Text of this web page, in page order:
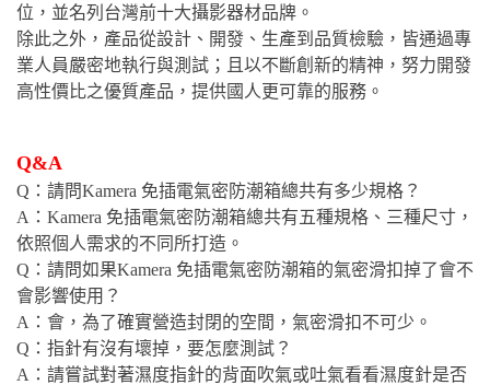
位，並名列台灣前十大攝影器材品牌。
除此之外，產品從設計、開發、生產到品質檢驗，皆通過專
業人員嚴密地執行與測試；且以不斷創新的精神，努力開發
高性價比之優質產品，提供國人更可靠的服務。
Q&A
Q：請問Kamera 免插電氣密防潮箱總共有多少規格？
A：Kamera 免插電氣密防潮箱總共有五種規格、三種尺寸，
依照個人需求的不同所打造。
Q：請問如果Kamera 免插電氣密防潮箱的氣密滑扣掉了會不
會影響使用？
A：會，為了確實營造封閉的空間，氣密滑扣不可少。
Q：指針有沒有壞掉，要怎麼測試？
A：請嘗試對著濕度指針的背面吹氣或吐氣看看濕度針是否